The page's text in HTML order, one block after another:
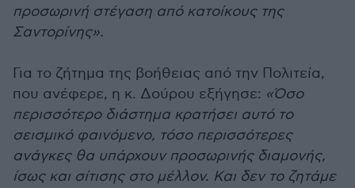
προσωρινή στέγαση από κατοίκους της
Σαντορίνης».
Για το ζήτημα της βοήθειας από την Πολιτεία,
που ανέφερε, η κ. Δούρου εξήγησε: «Όσο
περισσότερο διάστημα κρατήσει αυτό το
σεισμικό φαινόμενο, τόσο περισσότερες
ανάγκες θα υπάρχουν προσωρινής διαμονής,
ίσως και σίτισης στο μέλλον. Και δεν το ζητάμε